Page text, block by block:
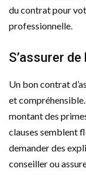
du contrat pour
professionnelle.
S’assurer
Un bon contrat
et
montant des
clauses semblent
demander des
conseiller ou